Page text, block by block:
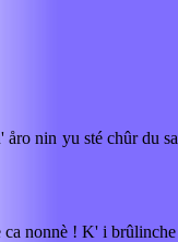
nin yu sté chûr
nonnè ! K' i